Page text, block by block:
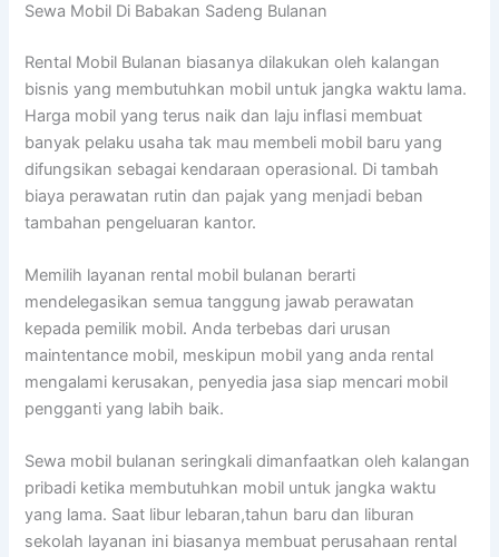
Sewa Mobil Di Babakan Sadeng Bulanan
Rental Mobil Bulanan biasanya dilakukan oleh kalangan
bisnis yang membutuhkan mobil untuk jangka waktu lama.
Harga mobil yang terus naik dan laju inflasi membuat
banyak pelaku usaha tak mau membeli mobil baru yang
difungsikan sebagai kendaraan operasional. Di tambah
biaya perawatan rutin dan pajak yang menjadi beban
tambahan pengeluaran kantor.
Memilih layanan rental mobil bulanan berarti
mendelegasikan semua tanggung jawab perawatan
kepada pemilik mobil. Anda terbebas dari urusan
maintentance mobil, meskipun mobil yang anda rental
mengalami kerusakan, penyedia jasa siap mencari mobil
pengganti yang labih baik.
Sewa mobil bulanan seringkali dimanfaatkan oleh kalangan
pribadi ketika membutuhkan mobil untuk jangka waktu
yang lama. Saat libur lebaran,tahun baru dan liburan
sekolah layanan ini biasanya membuat perusahaan rental